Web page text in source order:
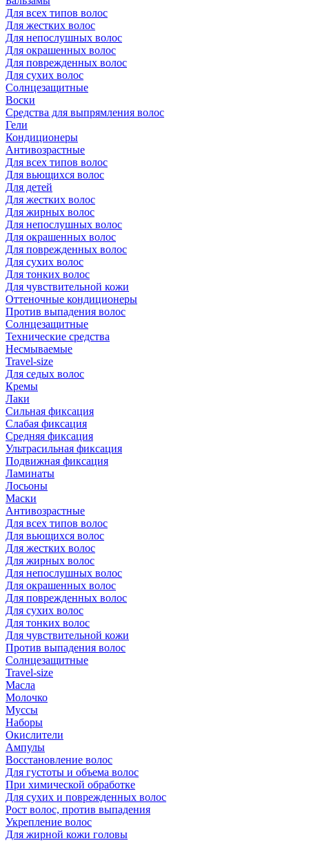
Для всех типов волос
Для жестких волос
Для непослушных волос
Для окрашенных волос
Для поврежденных волос
Для сухих волос
Солнцезащитные
Воски
Средства для выпрямления волос
Гели
Кондиционеры
Антивозрастные
Для всех типов волос
Для вьющихся волос
Для детей
Для жестких волос
Для жирных волос
Для непослушных волос
Для окрашенных волос
Для поврежденных волос
Для сухих волос
Для тонких волос
Для чувствительной кожи
Оттеночные кондиционеры
Против выпадения волос
Солнцезащитные
Технические средства
Несмываемые
Travel-size
Для седых волос
Кремы
Лаки
Сильная фиксация
Слабая фиксация
Средняя фиксация
Ультрасильная фиксация
Подвижная фиксация
Ламинаты
Лосьоны
Маски
Антивозрастные
Для всех типов волос
Для вьющихся волос
Для жестких волос
Для жирных волос
Для непослушных волос
Для окрашенных волос
Для поврежденных волос
Для сухих волос
Для тонких волос
Для чувствительной кожи
Против выпадения волос
Солнцезащитные
Travel-size
Масла
Молочко
Муссы
Наборы
Окислители
Ампулы
Восстановление волос
Для густоты и объема волос
При химической обработке
Для сухих и поврежденных волос
Рост волос, против выпадения
Укрепление волос
Для жирной кожи головы